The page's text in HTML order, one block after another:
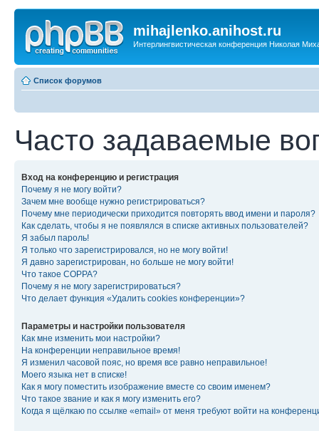
mihajlenko.anihost.ru
Интерлингвистическая конференция Николая
Список форумов
Часто задаваемые
Вход на конференцию и регистрация
Почему я не могу войти?
Зачем мне вообще нужно регистрироваться?
Почему мне периодически приходится повторять ввод имени и пароля?
Как сделать, чтобы я не появлялся в списке активных пользователей?
Я забыл пароль!
Я только что зарегистрировался, но не могу войти!
Я давно зарегистрирован, но больше не могу войти!
Что такое COPPA?
Почему я не могу зарегистрироваться?
Что делает функция «Удалить cookies конференции»?
Параметры и настройки пользователя
Как мне изменить мои настройки?
На конференции неправильное время!
Я изменил часовой пояс, но время все равно неправильное!
Моего языка нет в списке!
Как я могу поместить изображение вместе со своим именем?
Что такое звание и как я могу изменить его?
Когда я щёлкаю по ссылке «email» от меня требуют войти на